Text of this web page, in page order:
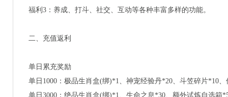
福利3：养成、打斗、社交、互动等各种丰富多样的功能。
二、充值返利
单日累充奖励
单日1000： 极品生肖盒(绑)*1、 神宠经验丹*20、 斗笠碎片*10、
单日3000： 绝品生肖盒(绑)*1、 生命之息*30、 额外试炼自选箱